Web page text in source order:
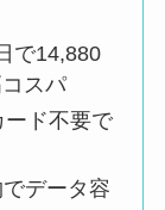
で14,880
スパ
ード不要で
データ容